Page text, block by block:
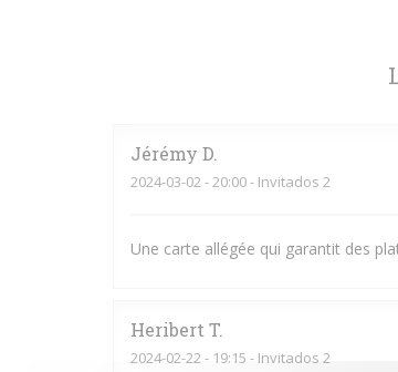
Jérémy D
2024-03-02 - 20:00 - Invitados 2
Une carte allégée qui garantit des
Heribert T
2024-02-22- 19:15 - Invitados 2